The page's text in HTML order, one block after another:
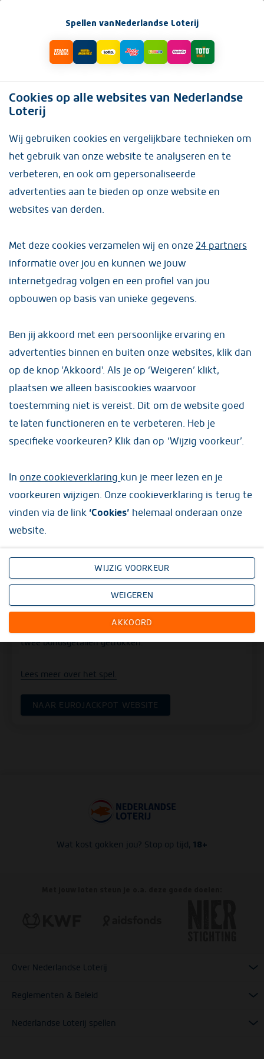
Spellen vanNederlandse Loterij
Cookies op alle websites van Nederlandse
Loterij
Wij gebruiken cookies en vergelijkbare technieken om
het gebruik van onze website te analyseren en te
verbeteren, en ook om gepersonaliseerde
advertenties aan te bieden op onze website en
websites van derden.
Met deze cookies verzamelen wij en onze 24 partners
informatie over jou en kunnen we jouw
internetgedrag volgen en een profiel van jou
opbouwen op basis van unieke gegevens.
Ben jij akkoord met een persoonlijke ervaring en
advertenties binnen en buiten onze websites, klik dan
op de knop 'Akkoord'. Als je op ‘Weigeren’ klikt,
plaatsen we alleen basiscookies waarvoor
toestemming niet is vereist. Dit om de website goed
te laten functioneren en te verbeteren. Heb je
specifieke voorkeuren? Klik dan op ‘Wijzig voorkeur’.
In onze cookieverklaring kun je meer lezen en je
voorkeuren wijzigen. Onze cookieverklaring is terug te
vinden via de link ‘Cookies’ helemaal onderaan onze
website.
WIJZIG VOORKEUR
WEIGEREN
AKKOORD
TERUG
Hoogste Jackpot van Nederland
De trekking van Eurojackpot vindt iedere dinsdagavond
en vrijdagavond rond 20.00 uur plaats in Helsinki
(Finland). Deze trekking wordt volgens de Finse wet- en
trekkingsuitslagis kort na de trekking te bekijken.
De winnende getallen
De trekking van Eurojackpot wordt uitgevoerd met twee
erop, geplaatst. Uit deze 50 ballen worden vijf winnende
getallen getrokken. In de tweede machine wordt de
ballenset, die bestaat uit 12 ballen, met de getallen 1 tot
en met 12 erop, geplaatst. Uit deze 12 ballen worden
twee bonusgetallen getrokken.
Lees meer over het spel.
NAAR EUROJACKPOT WEBSITE
Wat kost gokken jou? Stop op tijd,18+
Over Nederlandse Loterij
Reglementen & Beleid
Nederlandse Loterij spellen